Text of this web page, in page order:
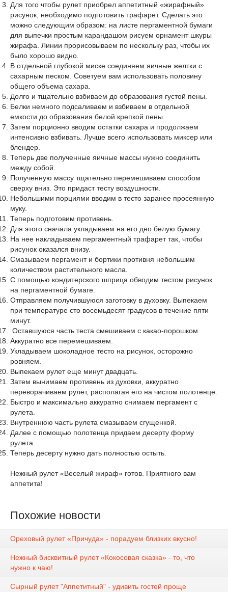
Для того чтобы рулет приобрел аппетитный «жирафный»
рисунок, необходимо подготовить трафарет. Сделать это
можно следующим образом: на листе пергаментной бумаги
для выпечки простым карандашом рисуем орнамент шкуры
жирафа. Линии прорисовываем по нескольку раз, чтобы их
было хорошо видно.
В отдельной глубокой миске соединяем яичные желтки с
сахарным песком. Советуем вам использовать половину
общего объема сахара.
Долго и тщательно взбиваем до образования густой пены.
Белки немного подсаливаем и взбиваем в отдельной
емкости до образования белой крепкой пены.
Затем порционно вводим остатки сахара и продолжаем
интенсивно взбивать. Лучше всего использовать миксер или
блендер.
Теперь две полученные яичные массы нужно соединить
между собой.
Полученную массу тщательно перемешиваем способом
сверху вниз. Это придаст тесту воздушности.
Небольшими порциями вводим в тесто заранее просеянную
муку.
Теперь подготовим противень.
Для этого сначала укладываем на его дно белую бумагу.
На нее накладываем пергаментный трафарет так, чтобы
рисунок оказался внизу.
Смазываем пергамент и бортики противня небольшим
количеством растительного масла.
С помощью кондитерского шприца обводим тестом рисунок
на пергаментной бумаге.
Отправляем получившуюся заготовку в духовку. Выпекаем
при температуре сто восемьдесят градусов в течение пяти
минут.
Оставшуюся часть теста смешиваем с какао-порошком.
Аккуратно все перемешиваем.
Укладываем шоколадное тесто на рисунок, осторожно
ровняем.
Выпекаем рулет еще минут двадцать.
Затем вынимаем противень из духовки, аккуратно
переворачиваем рулет, располагая его на чистом полотенце.
Быстро и максимально аккуратно снимаем пергамент с
рулета.
Внутреннюю часть рулета смазываем сгущенкой.
Далее с помощью полотенца придаем десерту форму
рулета.
Теперь десерту нужно дать полностью остыть.
Нежный рулет «Веселый жираф» готов. Приятного вам
аппетита!
Похожие новости
Ореховый рулет «Причуда» - порадуем близких вкусно!
Нежный бисквитный рулет «Кокосовая сказка» - то, что
нужно к чаю!
Сырный рулет "Аппетитный" - удивить гостей проще